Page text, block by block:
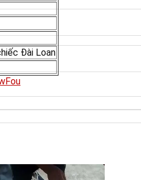
Đài Loan